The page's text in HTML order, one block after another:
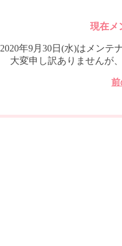
現在メ
2020年9月30日(水)はメンテ
大変申し訳ありませんが
前